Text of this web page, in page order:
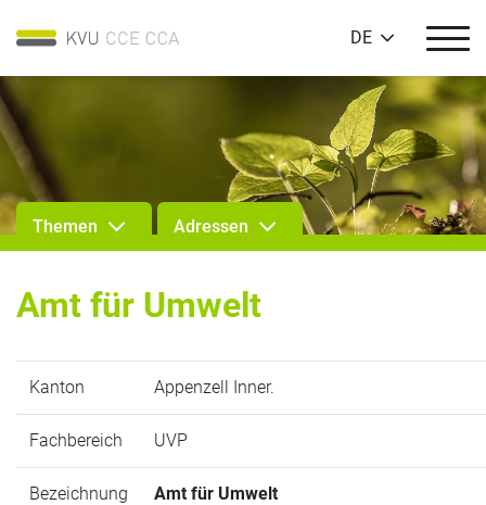
DE
Themen Adressen
Amt für Umwelt
Kanton Appenzell Inner.
Fachbereich UVP
Bezeichnung Amt für Umwelt